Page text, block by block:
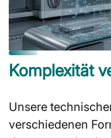
Komplexität
Unsere
verschiedenen